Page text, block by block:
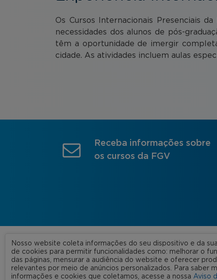
Os Cursos Internacionais Presenciais
necessidades dos alunos de pós-
têm a oportunidade de imergir
cidade. As atividades incluem aulas
Receba informações sobre
os cursos da FGV
FGV 2023 © Todos os direitos
A FGV
Nosso website coleta informações do seu dispositivo e da
de cookies para permitir funcionalidades como: melhorar o
das páginas, mensurar a audiência do website e oferecer
relevantes por meio de anúncios personalizados. Para saber
informações e cookies que coletamos, acesse a nossa Aviso